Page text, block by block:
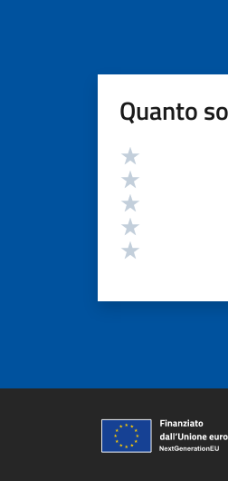
Quanto
Valutazione